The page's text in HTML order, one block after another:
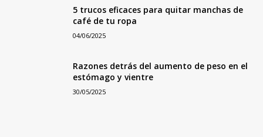
5 trucos eficaces para quitar manchas de
café de tu ropa
04/06/2025
Razones detrás del aumento de peso en el
estómago y vientre
30/05/2025